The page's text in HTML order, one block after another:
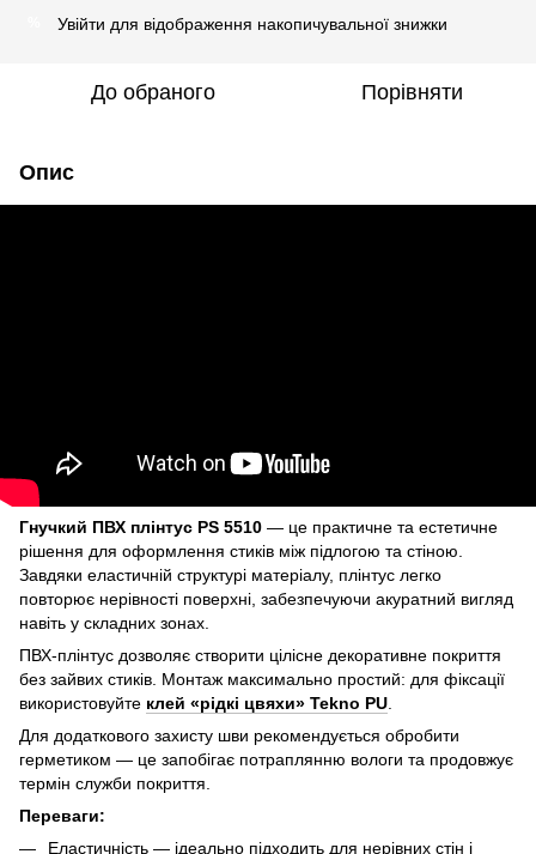
Увійти для відображення накопичувальної знижки
До обраного Порівняти
Опис
Гнучкий ПВХ плінтус PS 5510 — це практичне та естетичне
рішення для оформлення стиків між підлогою та стіною.
Завдяки еластичній структурі матеріалу, плінтус легко
повторює нерівності поверхні, забезпечуючи акуратний вигляд
навіть у складних зонах.
ПВХ-плінтус дозволяє створити цілісне декоративне покриття
без зайвих стиків. Монтаж максимально простий: для фіксації
використовуйте клей «рідкі цвяхи» Tekno PU
Для додаткового захисту шви рекомендується обробити
герметиком — це запобігає потраплянню вологи та продовжує
термін служби покриття.
Переваги:
Еластичність — ідеально підходить для нерівних стін і